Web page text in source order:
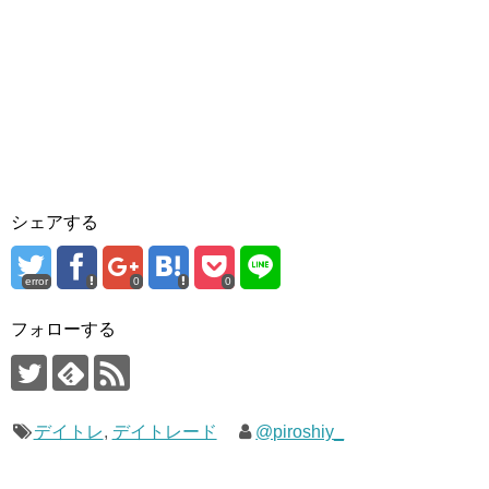
シェアする
error 0 0
フォローする
デイトレ, デイトレード @piroshiy_